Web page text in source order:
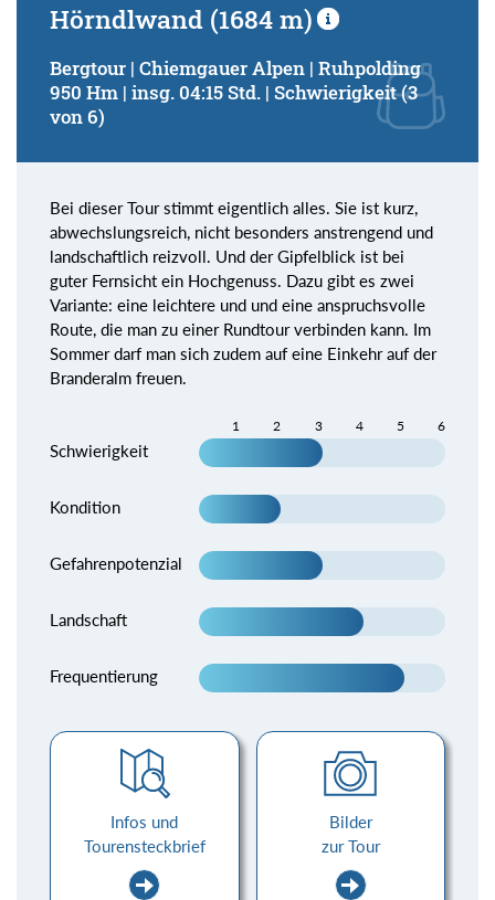
Hörndlwand (1684 m)
Bergtour | Chiemgauer Alpen | Ruhpolding
950 Hm | insg. 04:15 Std. | Schwierigkeit (3
von 6)
Bei dieser Tour stimmt eigentlich alles. Sie ist kurz,
abwechslungsreich, nicht besonders anstrengend und
landschaftlich reizvoll. Und der Gipfelblick ist bei
guter Fernsicht ein Hochgenuss. Dazu gibt es zwei
Variante: eine leichtere und und eine anspruchsvolle
Route, die man zu einer Rundtour verbinden kann. Im
Sommer darf man sich zudem auf eine Einkehr auf der
Branderalm freuen.
1 2 3 4 5 6
Schwierigkeit
Kondition
Gefahrenpotenzial
Landschaft
Frequentierung
Infos und
Tourensteckbrief
Bilder
zur Tour